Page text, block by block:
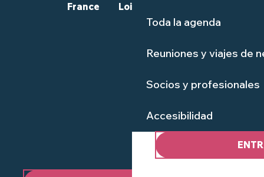
Toda la agenda
Reuniones y viajes de
Socios y profesionales
Accesibilidad
France
Loire-Atlantique